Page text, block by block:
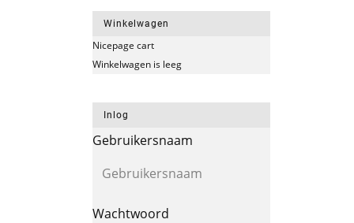
Winkelwagen
Nicepage cart
Winkelwagen is leeg
Inlog
Gebruikersnaam
Wachtwoord